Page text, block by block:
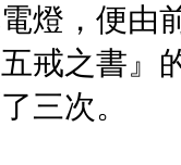
燈，便由
戒之書』
三次。